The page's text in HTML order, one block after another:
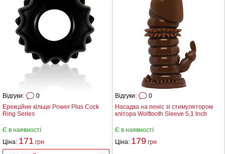
Ерекційне кільце Power Plus Cock
Ring Series
Відгуки: 0
Є в наявності
Ціна: 171 грн
Насадка на пеніс зі стимулятором
клітора Wolftooth Sleeve 5,1 Inch
Відгуки: 0
Є в наявності
Ціна: 179 грн